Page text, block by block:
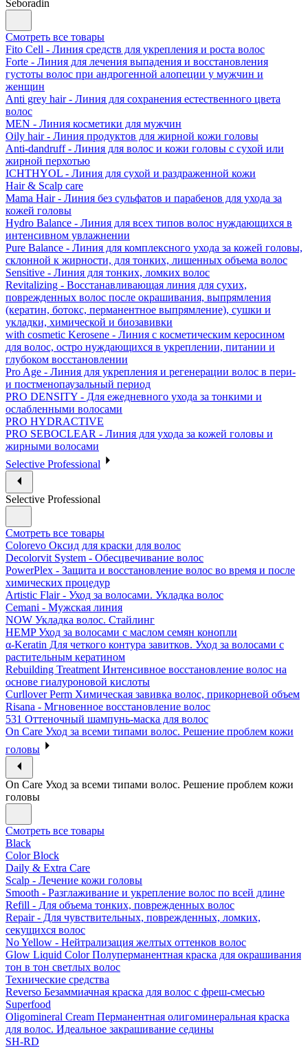
Seboradin
Смотреть все товары
Fito Cell - Линия средств для укрепления и роста волос
Forte - Линия для лечения выпадения и восстановления
густоты волос при андрогенной алопеции у мужчин и
женщин
Anti grey hair - Линия для сохранения естественного цвета
волос
MEN - Линия косметики для мужчин
Oily hair - Линия продуктов для жирной кожи головы
Anti-dandruff - Линия для волос и кожи головы с сухой или
жирной перхотью
ICHTHYOL - Линия для сухой и раздраженной кожи
Hair & Scalp care
Mama Hair - Линия без сульфатов и парабенов для ухода за
кожей головы
Hydro Balance - Линия для всех типов волос нуждающихся в
интенсивном увлажнении
Pure Balance - Линия для комплексного ухода за кожей головы,
склонной к жирности, для тонких, лишенных объема волос
Sensitive - Линия для тонких, ломких волос
Revitalizing - Восстанавливающая линия для сухих,
поврежденных волос после окрашивания, выпрямления
(кератин, ботокс, перманентное выпрямление), сушки и
укладки, химической и биозавивки
with cosmetic Kerosene - Линия с косметическим керосином
для волос, остро нуждающихся в укреплении, питании и
глубоком восстановлении
Pro Age - Линия для укрепления и регенерации волос в пери-
и постменопаузальный период
PRO DENSITY - Для ежедневного ухода за тонкими и
ослабленными волосами
PRO HYDRACTIVE
PRO SEBOCLEAR - Линия для ухода за кожей головы и
жирными волосами
Selective Professional
Selective Professional
Смотреть все товары
Colorevo Оксид для краски для волос
Decolorvit System - Обесцвечивание волос
PowerPlex - Защита и восстановление волос во время и после
химических процедур
Artistic Flair - Уход за волосами. Укладка волос
Cemani - Мужская линия
NOW Укладка волос. Стайлинг
HEMP Уход за волосами с маслом семян конопли
α-Keratin Для четкого контура завитков. Уход за волосами с
растительным кератином
Rebuilding Treatment Интенсивное восстановление волос на
основе гиалуроновой кислоты
Curllover Perm Химическая завивка волос, прикорневой объем
Risana - Мгновенное восстановление волос
531 Оттеночный шампунь-маска для волос
On Care Уход за всеми типами волос. Решение проблем кожи
головы
On Care Уход за всеми типами волос. Решение проблем кожи
головы
Смотреть все товары
Black
Color Block
Daily & Extra Care
Scalp - Лечение кожи головы
Smooth - Разглаживание и укрепление волос по всей длине
Refill - Для объема тонких, поврежденных волос
Repair - Для чувствительных, поврежденных, ломких,
секущихся волос
No Yellow - Нейтрализация желтых оттенков волос
Glow Liquid Color Полуперманентная краска для окрашивания
тон в тон светлых волос
Технические средства
Reverso Безаммиачная краска для волос с фреш-смесью
Superfood
Oligomineral Cream Перманентная олигоминеральная краска
для волос. Идеальное закрашивание седины
SH-RD